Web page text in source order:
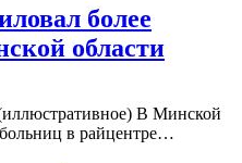
более
области
В Минской
в райцентре…